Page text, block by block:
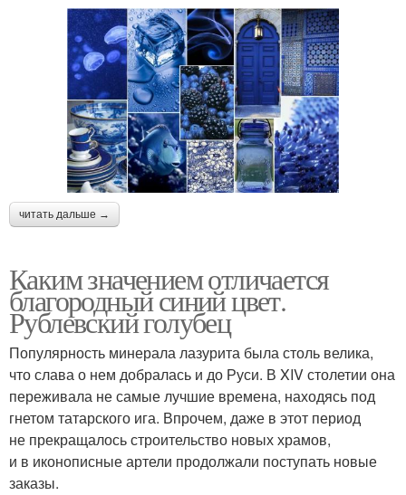
читать дальше →
Каким значением отличается
благородный синий цвет.
Рублевский голубец
Популярность минерала лазурита была столь велика,
что слава о нем добралась и до Руси. В XIV столетии она
переживала не самые лучшие времена, находясь под
гнетом татарского ига. Впрочем, даже в этот период
не прекращалось строительство новых храмов,
и в иконописные артели продолжали поступать новые
заказы.